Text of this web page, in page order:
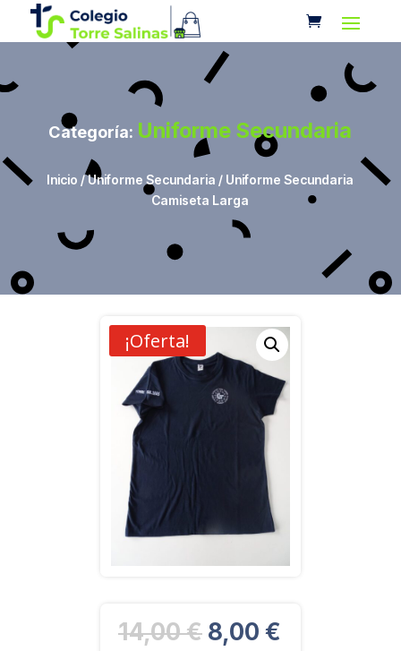
Categoría: Uniforme Secundaria
Inicio /Uniforme Secundaria / Uniforme Secundaria
Camiseta Larga
¡Oferta!
14,00€ El
8,00 €